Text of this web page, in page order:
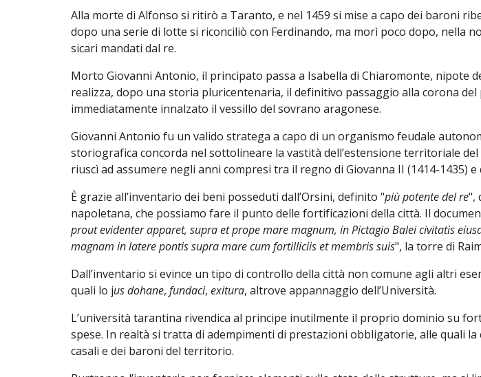
Alla morte di Alfonso si ritirò a Taranto, e nel 1459 si mise a capo dei baroni
dopo una serie di lotte si riconciliò con Ferdinando, ma morì poco dopo, nella
sicari mandati dal re.
Morto Giovanni Antonio, il principato passa a Isabella di Chiaromonte, nipote
realizza, dopo una storia pluricentenaria, il definitivo passaggio alla corona
immediatamente innalzato il vessillo del sovrano aragonese.
Giovanni Antonio fu un valido stratega a capo di un organismo feudale
storiografica concorda nel sottolineare la vastità dell’estensione territoriale
riuscì ad assumere negli anni compresi tra il regno di Giovanna II (1414-1435) e
È grazie all’inventario dei beni posseduti dall’Orsini, definito "più potente del re",
napoletana, che possiamo fare il punto delle fortificazioni della città. Il
prout evidenter apparet, supra et prope mare magnum, in Pictagio Balei civitatis
magnam in latere pontis supra mare cum fortilliciis et membris suis", la torre di
Dall’inventario si evince un tipo di controllo della città non comune agli altri
quali lo jus dohane, fundaci, exitura, altrove appannaggio dell’Università.
L’università tarantina rivendica al principe inutilmente il proprio dominio su
spese. In realtà si tratta di adempimenti di prestazioni obbligatorie, alle quali
casali e dei baroni del territorio.